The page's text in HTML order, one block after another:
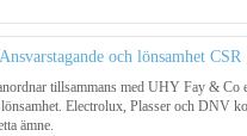
och lönsamhet CSR
tillsammans med UHY Fay &
lönsamhet. Electrolux, Plasser och DNV
ämne.